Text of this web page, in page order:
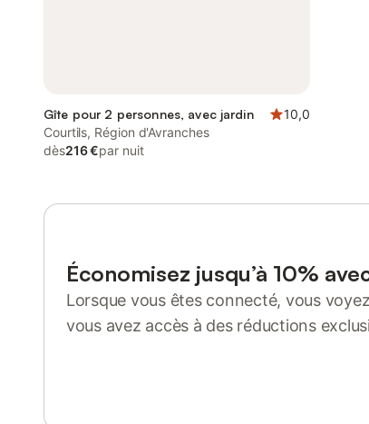
Gîte pour 2 personnes, avec jardin
10,0
Courtils, Région d'Avranches
dès216 €par nuit
Économisez jusqu’à 10%
Lorsque vous êtes connecté, vous
vous avez accès à des réductions